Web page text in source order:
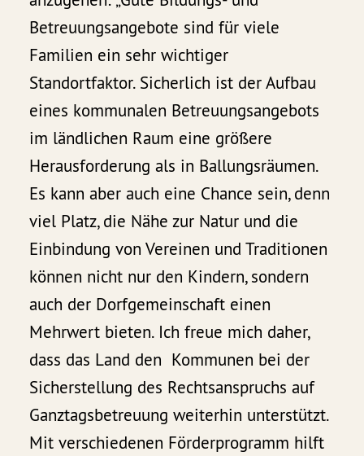
Betreuungsangebote sind für viele
Familien ein sehr wichtiger
Standortfaktor. Sicherlich ist der Aufbau
eines kommunalen Betreuungsangebots
im ländlichen Raum eine größere
Herausforderung als in Ballungsräumen.
Es kann aber auch eine Chance sein, denn
viel Platz, die Nähe zur Natur und die
Einbindung von Vereinen und Traditionen
können nicht nur den Kindern, sondern
auch der Dorfgemeinschaft einen
Mehrwert bieten. Ich freue mich daher,
dass das Land den Kommunen bei der
Sicherstellung des Rechtsanspruchs auf
Ganztagsbetreuung weiterhin unterstützt.
Mit verschiedenen Förderprogramm hilft